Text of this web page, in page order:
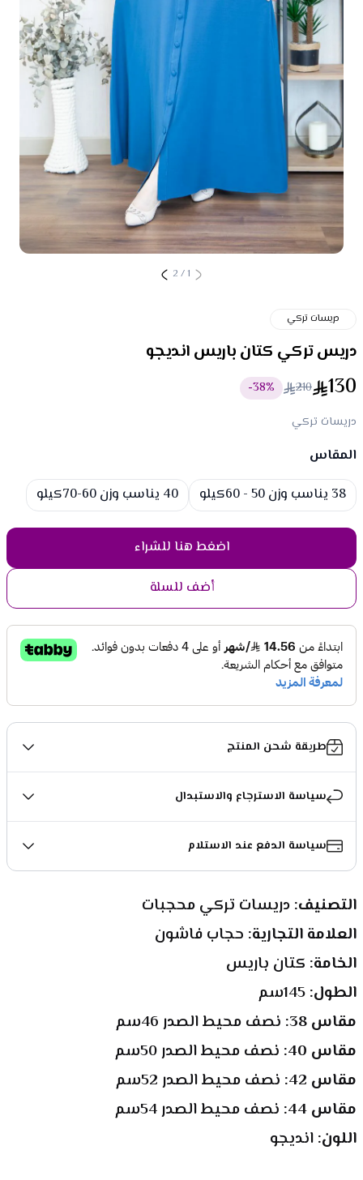
1
/
2
دريسات تركي
دريس تركي كتان باريس انديجو
130
210
38%-
دريسات تركي
المقاس
Choose a size
38 يناسب وزن 50 - 60كيلو 40 يناسب وزن 60-70كيلو
اضغط هنا للشراء
أضف للسلة
طريقة شحن المنتج
سياسة الاسترجاع والاستبدال
سياسة الدفع عند الاستلام
التصنيف: دريسات تركي محجبات
العلامة التجارية: حجاب فاشون
الخامة: كتان باريس
الطول: 145سم
مقاس 38:
نصف محيط الصدر 46سم
مقاس 40:
نصف محيط الصدر 50سم
مقاس 42:
نصف محيط الصدر 52سم
مقاس 44:
نصف محيط الصدر 54سم
اللون: انديجو